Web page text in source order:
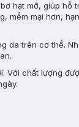
hạt mỡ, giúp hỗ
mềm mại hơn,
da trên cơ thể.
Với chất lượng